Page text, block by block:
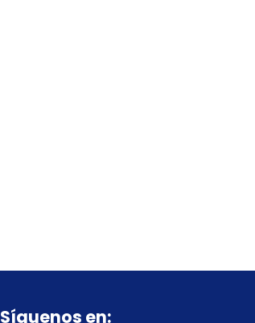
Síguenos en: